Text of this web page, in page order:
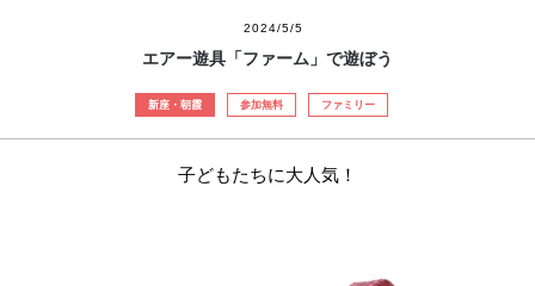
2024/5/5
エアー遊具「ファーム」で遊ぼう
新座・朝霞 参加無料 ファミリー
子どもたちに大人気！